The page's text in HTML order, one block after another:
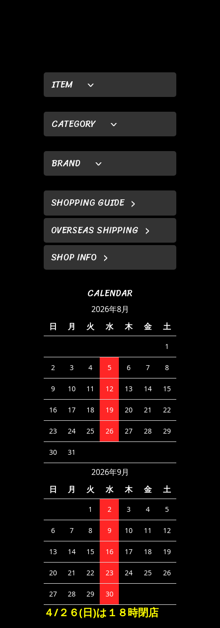
ITEM
CATEGORY
BRAND
SHOPPING GUIDE
OVERSEAS SHIPPING
SHOP INFO
CALENDAR
2026年8月
日
月 火 水 木 金 土
1
2 3 4 5 6 7 8
9 10 11 12 13 14 15
16 17 18 19 20 21 22
23 24 25 26 27 28 29
30 31
2026年9月
日
月 火 水 木 金 土
1 2 3 4 5
6 7 8 9 10 11 12
13 14 15 16 17 18 19
20 21 22 23 24 25 26
27 28 29 30
４/２６(日)は１８時閉店